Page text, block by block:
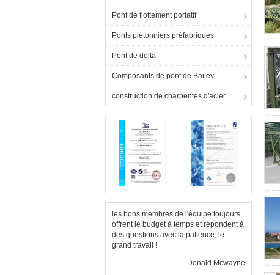
Pont de flottement portatif
Ponts piétonniers préfabriqués
Pont de delta
Composants de pont de Bailey
construction de charpentes d'acier
les bons membres de l'équipe toujours
offrent le budget à temps et répondent à
des questions avec la patience, le
grand travail !
—— Donald Mcwayne